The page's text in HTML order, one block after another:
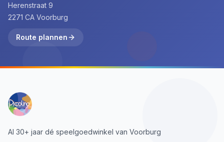
Herenstraat 9
2271 CA Voorburg
Route plannen
Al 30+ jaar dé speelgoedwinkel van Voorburg